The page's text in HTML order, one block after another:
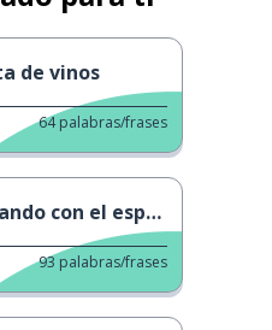
de vinos
64 palabras/frases
con el espacio
93 palabras/frases